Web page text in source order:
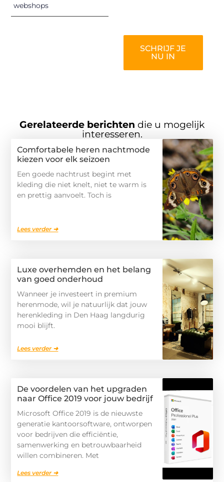
webshops
SCHRIJF JE
NU IN
Gerelateerde berichten die u mogelijk
interesseren.
Comfortabele heren nachtmode
kiezen voor elk seizoen
Een goede nachtrust begint met
kleding die niet knelt, niet te warm is
en prettig aanvoelt. Toch is
Lees verder ➜
Luxe overhemden en het belang
van goed onderhoud
Wanneer je investeert in premium
herenmode, wil je natuurlijk dat jouw
herenkleding in Den Haag langdurig
mooi blijft.
Lees verder ➜
De voordelen van het upgraden
naar Office 2019 voor jouw bedrijf
Microsoft Office 2019 is de nieuwste
generatie kantoorsoftware, ontworpen
voor bedrijven die efficiëntie,
samenwerking en betrouwbaarheid
willen combineren. Met
Lees verder ➜